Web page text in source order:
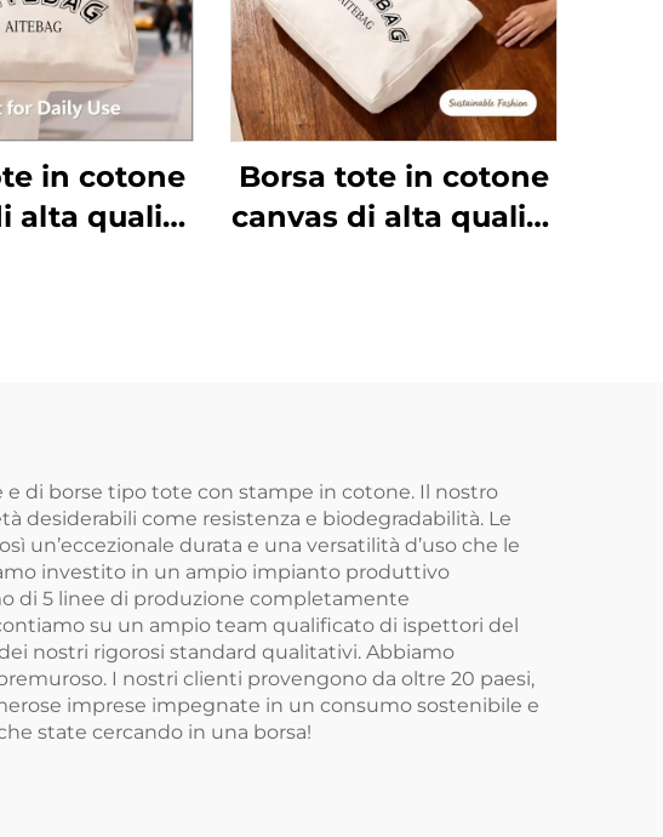
in cotone
alta qualità
Borsa tote in cotone
canvas di alta qualità
personalizzato
di borse tipo tote con stampe in cotone. Il nostro
desiderabili come resistenza e biodegradabilità. Le
durata e una versatilità d’uso che le
investito in un ampio impianto produttivo
di 5 linee di produzione completamente
su un ampio team qualificato di ispettori del
nostri rigorosi standard qualitativi. Abbiamo
I nostri clienti provengono da oltre 20 paesi,
imprese impegnate in un consumo sostenibile e
state cercando in una borsa!